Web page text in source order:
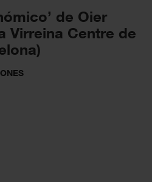
de Oier
Virreina Centre de